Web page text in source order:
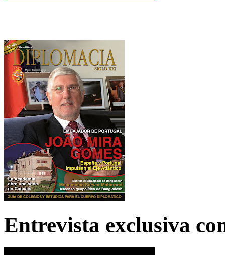
Entrevista exclusiva